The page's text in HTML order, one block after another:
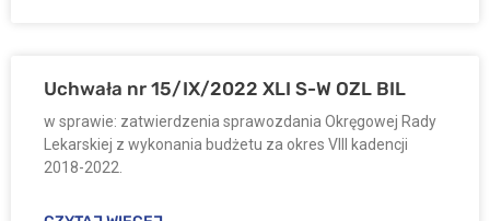
Uchwała nr 15/IX/2022 XLI S-W OZL BIL
w sprawie: zatwierdzenia sprawozdania Okręgowej Rady
Lekarskiej z wykonania budżetu za okres VIII kadencji
2018-2022.